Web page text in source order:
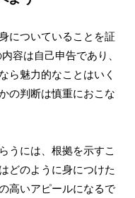
についていることを証
容は自己申告であり、
ら魅力的なことはいく
の判断は慎重におこな
うには、根拠を示すこ
どのように身につけた
高いアピールになるで